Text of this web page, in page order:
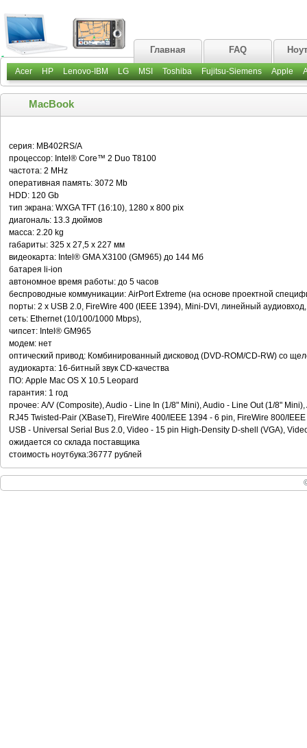
Главная FAQ
Acer HP Lenovo-IBM LG MSI Toshiba Fujitsu-Siemens Apple
MacBook
серия: MB402RS/A
процессор: Intel® Core™ 2 Duo T8100
частота: 2 MHz
оперативная память: 3072 Mb
HDD: 120 Gb
тип экрана: WXGA TFT (16:10), 1280 x 800 pix
диагональ: 13.3 дюймов
масса: 2.20 kg
габариты: 325 х 27,5 х 227 мм
видеокарта: Intel® GMA X3100 (GM965) до 144 Mб
батарея li-ion
автономное время работы: до 5 часов
беспроводные коммуникации: AirPort Extreme (на основе проектной
порты: 2 х USB 2.0, FireWire 400 (IEEE 1394), Mini-DVI, линейный
сеть: Ethernet (10/100/1000 Mbps),
чипсет: Intel® GM965
модем: нет
оптический привод: Комбинированный дисковод (DVD-ROM/CD-RW) со
аудиокарта: 16-битный звук CD-качества
ПО: Apple Mac OS X 10.5 Leopard
гарантия: 1 год
прочее: A/V (Composite), Audio - Line In (1/8" Mini), Audio - Line Out (1/8"
RJ45 Twisted-Pair (XBaseT), FireWire 400/IEEE 1394 - 6 pin, FireWire 800/
USB - Universal Serial Bus 2.0, Video - 15 pin High-Density D-shell (VGA),
ожидается со склада поставщика
стоимость ноутбука:36777 рублей